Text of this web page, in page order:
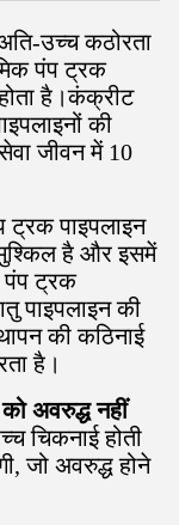
उच्च कठोरता
पंप ट्रक
है।कंक्रीट
की
जीवन में 10
ट्रक पाइपलाइन
है और इसमें
पंप ट्रक
पाइपलाइन की
की कठिनाई
है।
अवरुद्ध नहीं
चिकनाई होती
जो अवरुद्ध होने